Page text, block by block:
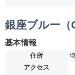
銀座ブルー（
基本情報
住所
アクセス